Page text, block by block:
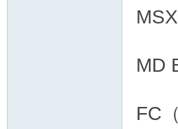
MD
FC